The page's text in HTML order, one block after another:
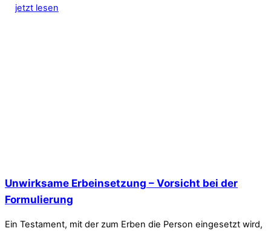
jetzt lesen
Unwirksame Erbeinsetzung – Vorsicht bei der
Formulierung
Ein Testament, mit der zum Erben die Person eingesetzt wird,